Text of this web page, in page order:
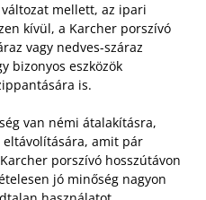
mellett, az ipari
kívül, a Karcher porszívó
vagy nedves-száraz
bizonyos eszközök
is.
van némi átalakításra,
amit pár
porszívó hosszútávon
jó minőség nagyon